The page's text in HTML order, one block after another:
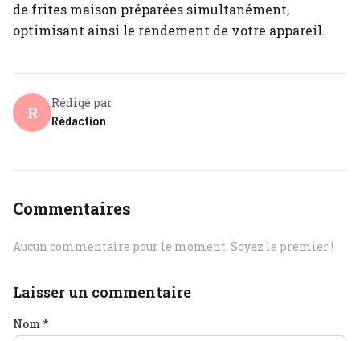
de frites maison préparées simultanément,
optimisant ainsi le rendement de votre appareil.
R
Rédigé par
Rédaction
Commentaires
Aucun commentaire pour le moment. Soyez le premier !
Laisser un commentaire
Nom*